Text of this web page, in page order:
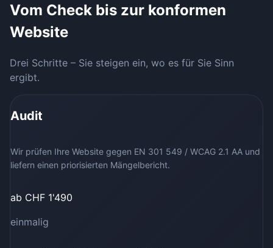
Vom Check bis zur konformen
Website
Drei Schritte – Sie steigen ein, wo es für Sie Sinn
ergibt.
Audit
Wir prüfen Ihre Website gegen EN 301 549 / WCAG 2.1 AA und
liefern einen priorisierten Mängelbericht.
ab CHF 1'490
einmalig